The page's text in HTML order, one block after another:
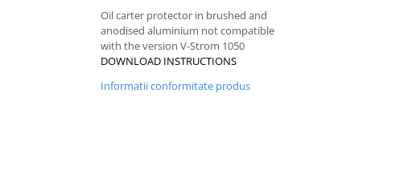
Oil carter protector in brushed and
anodised aluminium not compatible
with the version V-Strom 1050
DOWNLOAD INSTRUCTIONS
Informatii conformitate produs